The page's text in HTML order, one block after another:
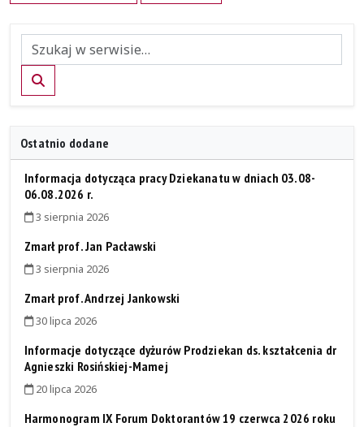
Szukaj
Ostatnio dodane
Informacja dotycząca pracy Dziekanatu w dniach 03.08-
06.08.2026 r.
3 sierpnia 2026
Zmarł prof. Jan Pacławski
3 sierpnia 2026
Zmarł prof. Andrzej Jankowski
30 lipca 2026
Informacje dotyczące dyżurów Prodziekan ds. kształcenia dr
Agnieszki Rosińskiej-Mamej
20 lipca 2026
Harmonogram IX Forum Doktorantów 19 czerwca 2026 roku